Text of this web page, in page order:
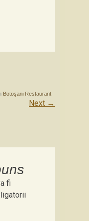
Botoşani Restaurant
Next →
fi